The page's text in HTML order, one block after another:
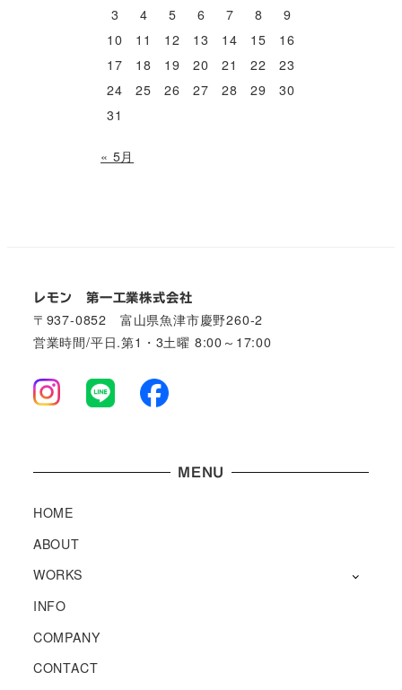
3
4 5 6 7 8
9
10
11 12 13 14 15
16
17
18 19 20 21 22
23
24
25 26 27 28 29
30
31
« 5月
レモン 第一工業株式会社
〒937-0852 富山県魚津市慶野260-2
営業時間/平日.第1・3土曜 8:00～17:00
MENU
HOME
ABOUT
WORKS
INFO
COMPANY
CONTACT